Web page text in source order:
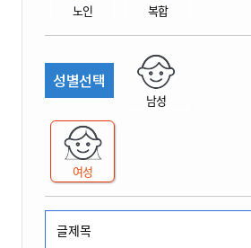
노인 복합
성별선택
남성
여성